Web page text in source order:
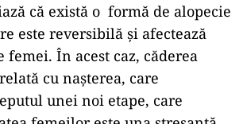
că există o formă de alopecie
este reversibilă și afectează
În acest caz, căderea
cu nașterea, care
unei noi etape, care